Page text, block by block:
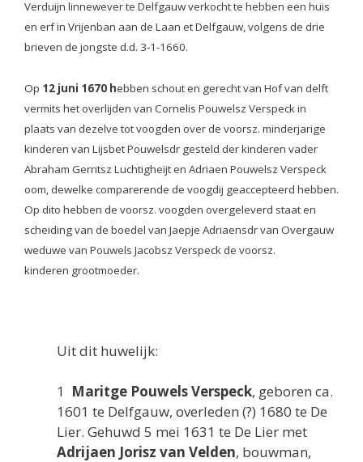
Verduijn linnewever te Delfgauw verkocht te hebben een huis
en erf in Vrijenban aan de Laan et Delfgauw, volgens de drie
brieven de jongste d.d. 3-1-1660.
Op 12 juni 1670 hebben schout en gerecht van Hof van delft
vermits het overlijden van Cornelis Pouwelsz Verspeck in
plaats van dezelve tot voogden over de voorsz. minderjarige
kinderen van Lijsbet Pouwelsdr gesteld der kinderen vader
Abraham Gerritsz Luchtigheijt en Adriaen Pouwelsz Verspeck
oom, dewelke comparerende de voogdij geaccepteerd hebben.
Op dito hebben de voorsz. voogden overgeleverd staat en
scheiding van de boedel van Jaepje Adriaensdr van Overgauw
weduwe van Pouwels Jacobsz Verspeck de voorsz.
kinderen grootmoeder.
Uit dit huwelijk:
1 Maritge Pouwels Verspeck, geboren ca.
1601 te Delfgauw, overleden (?) 1680 te De
Lier. Gehuwd 5 mei 1631 te De Lier met
Adrijaen Jorisz van Velden, bouwman,